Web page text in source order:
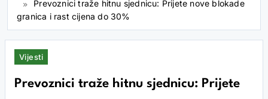
Prevoznici traže hitnu sjednicu: Prijete nove blokade
granica i rast cijena do 30%
Vijesti
Prevoznici traže hitnu sjednicu: Prijete